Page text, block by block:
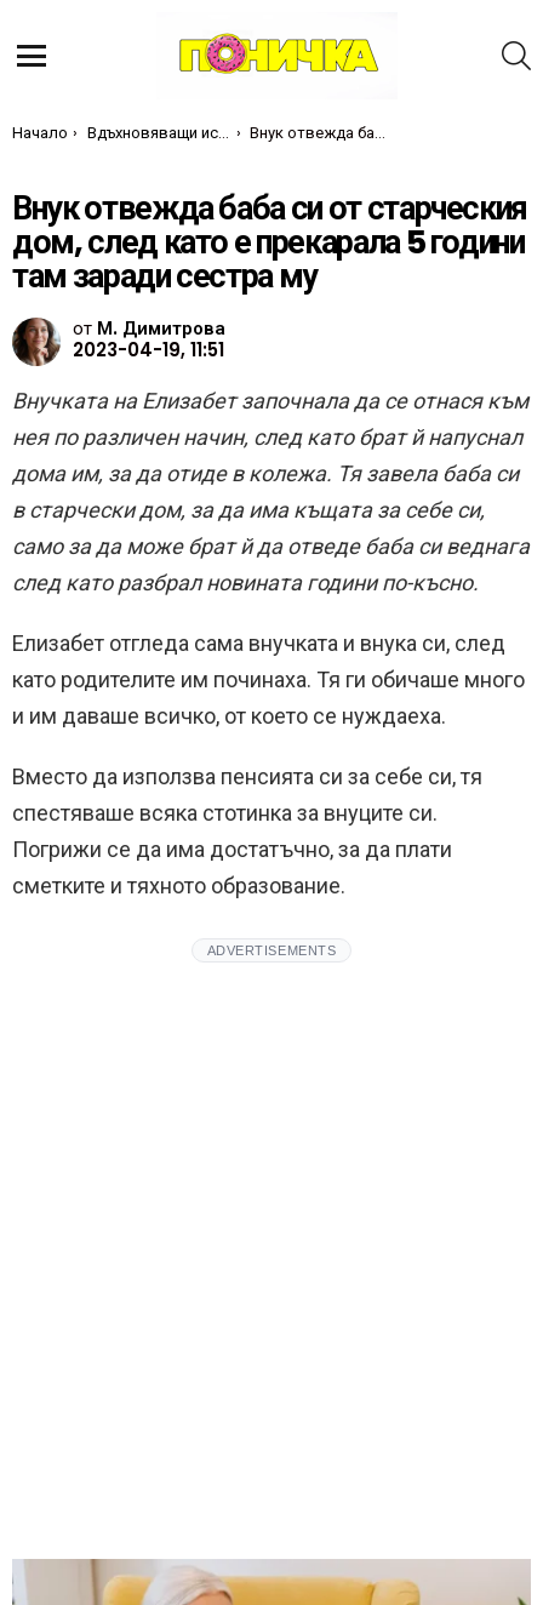
Ти си тук:
Начало Вдъхновяващи истории Внук отвежда баба си от старческия дом, след като е прекарала 5 години там заради сестра му
Внук отвежда баба си от старческия
дом, след като е прекарала 5 години
там заради сестра му
от М. Димитрова
2023-04-19, 11:51
Внучката на Елизабет започнала да се отнася към
нея по различен начин, след като брат й напуснал
дома им, за да отиде в колежа. Тя завела баба си
в старчески дом, за да има къщата за себе си,
само за да може брат й да отведе баба си веднага
след като разбрал новината години по-късно.
Елизабет отгледа сама внучката и внука си, след
като родителите им починаха. Тя ги обичаше много
и им даваше всичко, от което се нуждаеха.
Вместо да използва пенсията си за себе си, тя
спестяваше всяка стотинка за внуците си.
Погрижи се да има достатъчно, за да плати
сметките и тяхното образование.
ADVERTISEMENTS